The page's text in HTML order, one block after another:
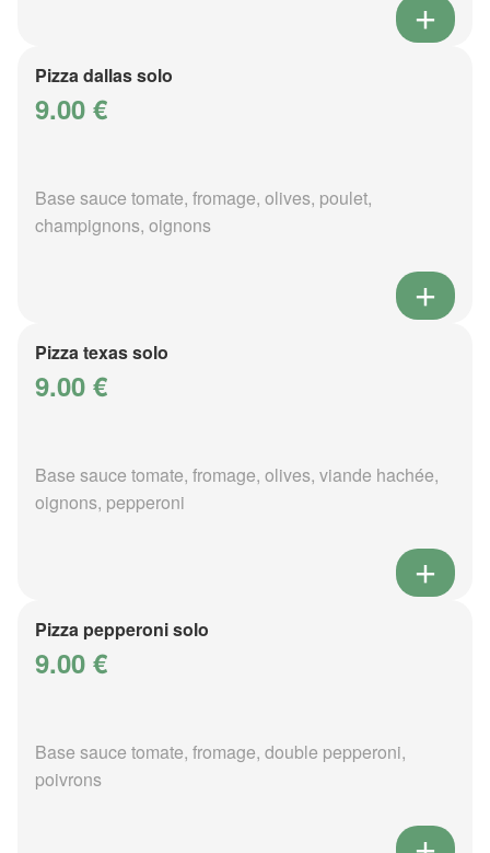
Pizza dallas solo
9.00 €
Base sauce tomate, fromage, olives, poulet,
champignons, oignons
Pizza texas solo
9.00 €
Base sauce tomate, fromage, olives, viande hachée,
oignons, pepperoni
Pizza pepperoni solo
9.00 €
Base sauce tomate, fromage, double pepperoni,
poivrons